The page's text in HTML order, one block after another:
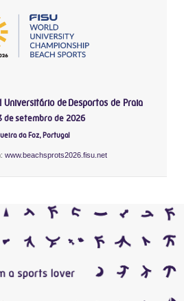
Universitário de Desportos de Praia
de setembro de 2026
da Foz, Portugal
www.beachsprots2026.fisu.net